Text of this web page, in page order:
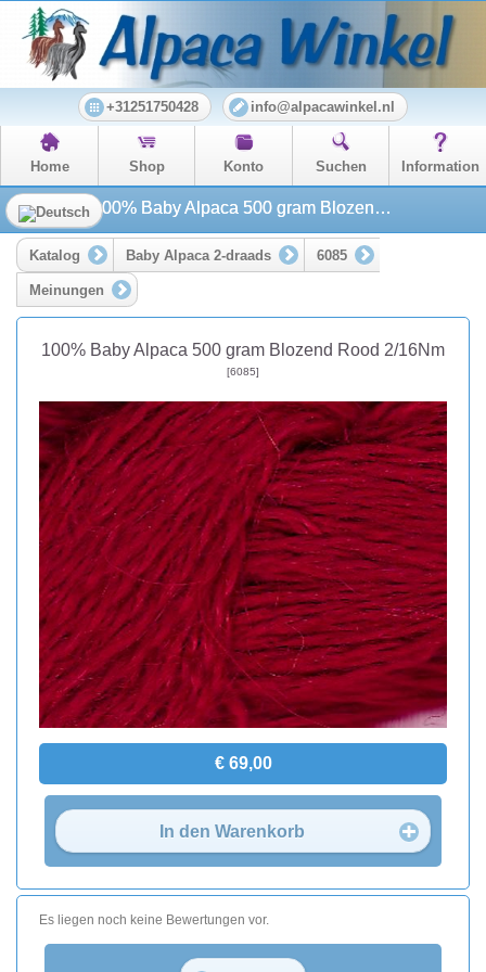
+31251750428 info@alpacawinkel.nl
Home Shop Konto Suchen Information
100% Baby Alpaca 500 gram Blozend Rood 2/16Nm
Katalog Baby Alpaca 2-draads 6085
Meinungen
100% Baby Alpaca 500 gram Blozend Rood 2/16Nm
[6085]
€ 69,00
In den Warenkorb
Es liegen noch keine Bewertungen vor.